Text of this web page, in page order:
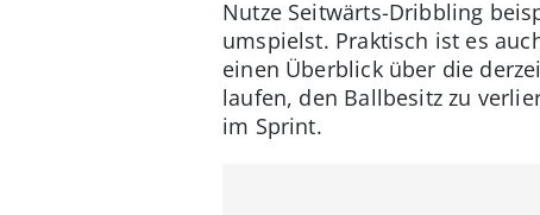
Nutze Seitwärts-Dribbling
umspielst. Praktisch ist es
einen Überblick über die
laufen, den Ballbesitz zu
im Sprint.